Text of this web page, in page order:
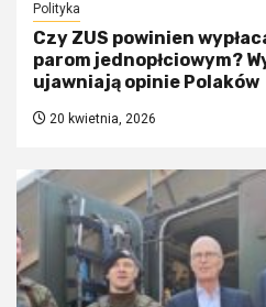
Polityka
Czy ZUS powinien
parom jednopłciowym?
ujawniają opinie Polaków
20 kwietnia, 2026